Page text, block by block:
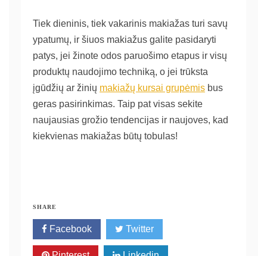
Tiek dieninis, tiek vakarinis makiažas turi savų
ypatumų, ir šiuos makiažus galite pasidaryti
patys, jei žinote odos paruošimo etapus ir visų
produktų naudojimo techniką, o jei trūksta
įgūdžių ar žinių makiažų kursai grupėmis bus
geras pasirinkimas. Taip pat visas sekite
naujausias grožio tendencijas ir naujoves, kad
kiekvienas makiažas būtų tobulas!
SHARE
Facebook Twitter